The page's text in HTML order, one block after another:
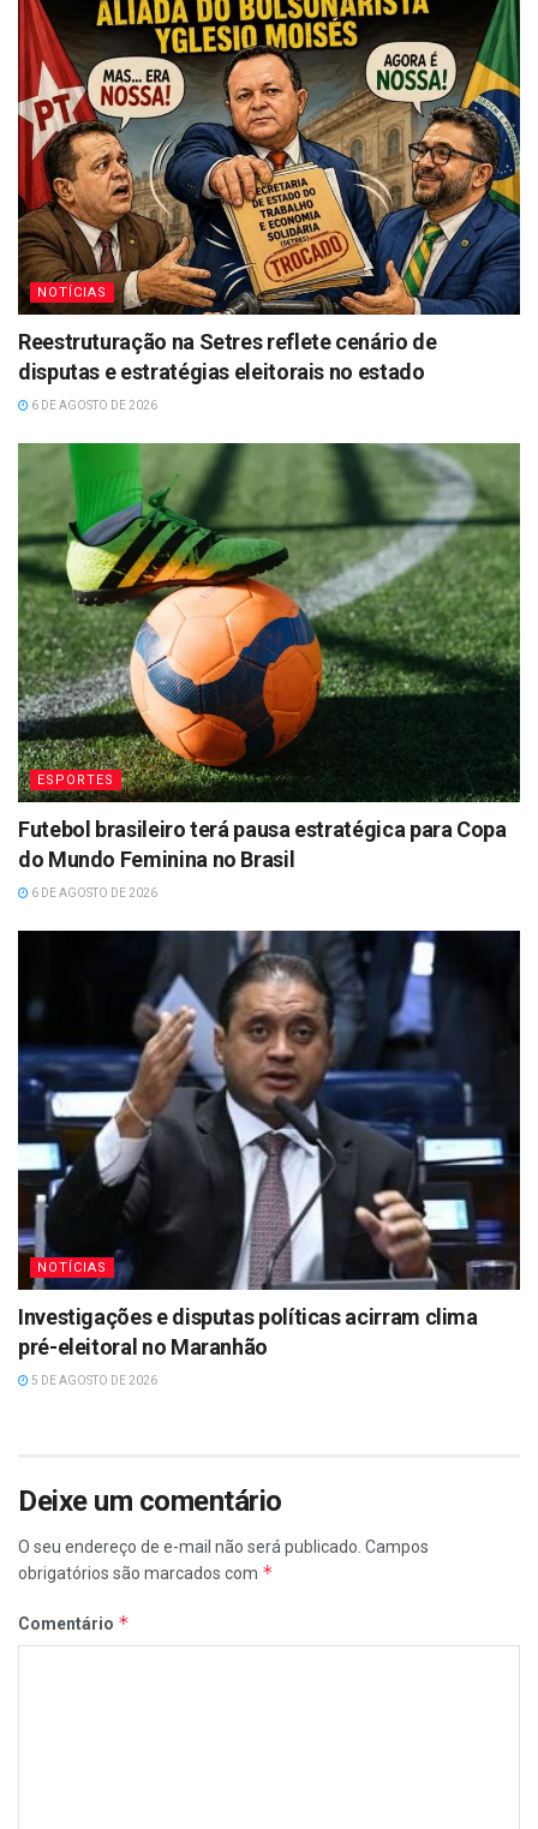
NOTÍCIAS
Reestruturação na Setres reflete cenário de
disputas e estratégias eleitorais no estado
6 DE AGOSTO DE 2026
ESPORTES
Futebol brasileiro terá pausa estratégica para Copa
do Mundo Feminina no Brasil
6 DE AGOSTO DE 2026
NOTÍCIAS
Investigações e disputas políticas acirram clima
pré-eleitoral no Maranhão
5 DE AGOSTO DE 2026
Deixe um comentário
O seu endereço de e-mail não será publicado. Campos
obrigatórios são marcados com *
Comentário *